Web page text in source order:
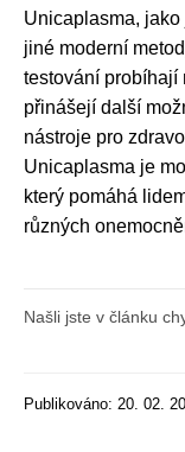
Unicaplasma,
jiné moderní
testování probíhají
přinášejí další
nástroje pro
Unicaplasma je
který pomáhá
různých
Našli jste v článku
Publikováno: 20. 02.